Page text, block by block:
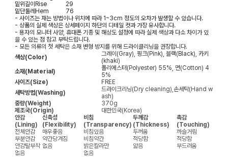
밑위길이Rise
29
밑단둘레Hem
76
- 사이즈는 재는 방법이나 위치에 따라 1~3cm 정도의 오차가 발생할 수 있습니다.
- 상품의 실제 색상은 상세페이지 하단의 디테일 컷과 가장 유사합니다.
- 용자의 모니터 사양, 휴대폰 기종 및 해상도 설정에 따라 실제 색상과 다소 차이가 있
을 수 있는 점 참고 부탁드립니다.
- 모든 의류의 첫 세탁은 소재 변형 방지를 위해 드라이클리닝을 권장합니다.
색상(Color)
그레이(Gray), 핑크(Pink), 블랙(Black), 카키
(khaki)
소재(Material)
폴리에스터(Polyester) 55%, 면(Cotton) 4
5%
사이즈(Size)
FREE
세탁방법(Washing)
드라이크리닝(Dry cleaning),손세탁(Hand w
ash)
중량(Weight)
370g
제조국(Origin)
대한민국(Korea)
안감
(Lining)
신축성
(Flexibility)
비침
(Transparency)
두께감
(Thickness)
촉감
(Touching)
전체안감
매우좋음 비침있음 두꺼움
까슬거림
부분안감
약간당겨짐 비침약간 적당함
적당함
안감탈부착 없음 밝은칼라만 얇음
부드러움
없음
없음